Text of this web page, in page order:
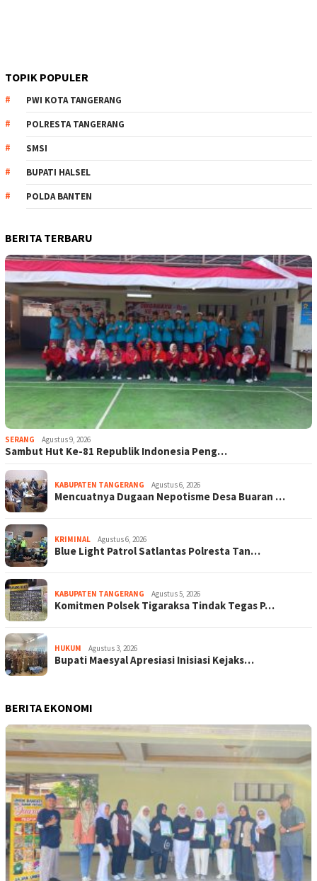
TOPIK POPULER
PWI KOTA TANGERANG
POLRESTA TANGERANG
SMSI
BUPATI HALSEL
POLDA BANTEN
BERITA TERBARU
SERANG Agustus 9, 2026
Sambut Hut Ke-81 Republik Indonesia Peng…
KABUPATEN TANGERANG Agustus 6, 2026
Mencuatnya Dugaan Nepotisme Desa Buaran …
KRIMINAL Agustus 6, 2026
Blue Light Patrol Satlantas Polresta Tan…
KABUPATEN TANGERANG Agustus 5, 2026
Komitmen Polsek Tigaraksa Tindak Tegas P…
HUKUM Agustus 3, 2026
Bupati Maesyal Apresiasi Inisiasi Kejaks…
BERITA EKONOMI